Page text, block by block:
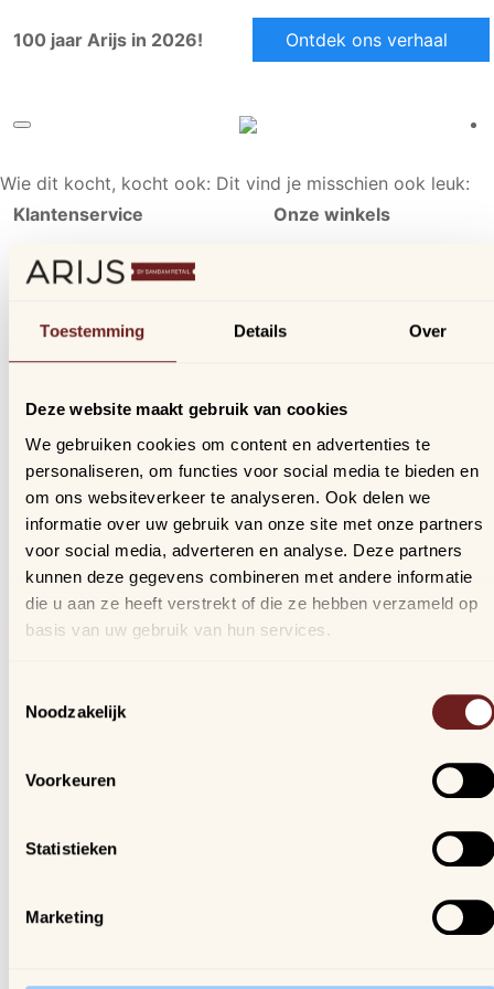
Toestemming Details Over
Deze website maakt gebruik van cookies
We gebruiken cookies om content en advertenties te
personaliseren, om functies voor social media te bieden en
om ons websiteverkeer te analyseren. Ook delen we
informatie over uw gebruik van onze site met onze partners
voor social media, adverteren en analyse. Deze partners
kunnen deze gegevens combineren met andere informatie
die u aan ze heeft verstrekt of die ze hebben verzameld op
basis van uw gebruik van hun services.
Noodzakelijk
Voorkeuren
Statistieken
Marketing
100 jaar Arijs in 2026! Ontdek ons verhaal
Wie dit kocht, kocht ook: Dit vind je misschien ook leuk:
Houtmarkt 6
Openingsuren winkel:
Klantenservice
Ons aanbod
Verzending & bezorging
Retourneren & ruilen
Online geschillen
Inloggen
Profiel
Bestellingen
Verlanglijstje
Veelgestelde vragen
Onze winkels
Samdam Nijvel
Nieuwsbrief
ontvang een kortingscode van 10%!